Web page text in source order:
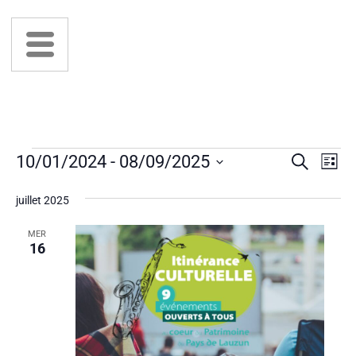
R
e
c
h
e
r
Recherche
N
v
Liste
10/01/2024 - 08/09/2025
une
juillet 2025
MER
16